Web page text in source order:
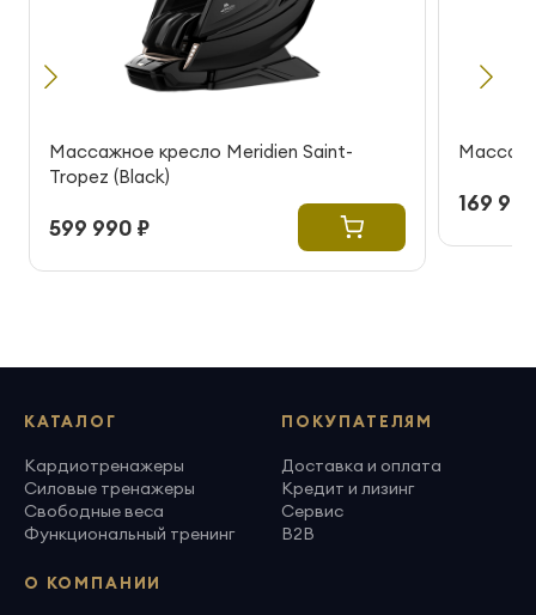
Массажное кресло Meridien Saint-
Tropez (Black)
599 990 ₽
169
КАТАЛОГ
Кардиотренажеры
Силовые тренажеры
Свободные веса
Функциональный тренинг
ПОКУПАТЕЛЯМ
Доставка и оплата
Кредит и лизинг
Сервис
B2B
О КОМПАНИИ